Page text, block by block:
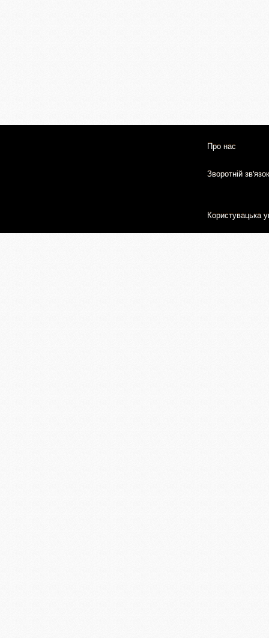
Про нас
Зворотній зв'язок
Користувацька